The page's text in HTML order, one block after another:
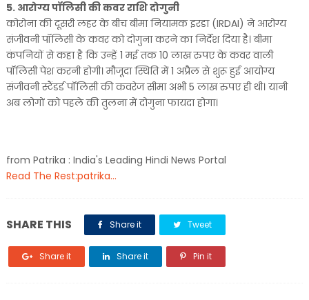
5. आरोग्य पॉलिसी की कवर राशि दोगुनी
कोरोना की दूसरी लहर के बीच बीमा नियामक इरडा (IRDAI) ने आरोग्य
संजीवनी पॉलिसी के कवर को दोगुना करने का निर्देश दिया है। बीमा
कंपनियों से कहा है कि उन्हें 1 मई तक 10 लाख रुपए के कवर वाली
पॉलिसी पेश करनी होगी। मौजूदा स्थिति में 1 अप्रैल से शुरू हुई आयोग्य
संजीवनी स्टैंडर्ड पॉलिसी की कवरेज सीमा अभी 5 लाख रुपए ही थी। यानी
अब लोगों को पहले की तुलना में दोगुना फायदा होगा।
from Patrika : India's Leading Hindi News Portal
Read The Rest:patrika...
SHARE THIS Share it Tweet
Share it Share it Pin it